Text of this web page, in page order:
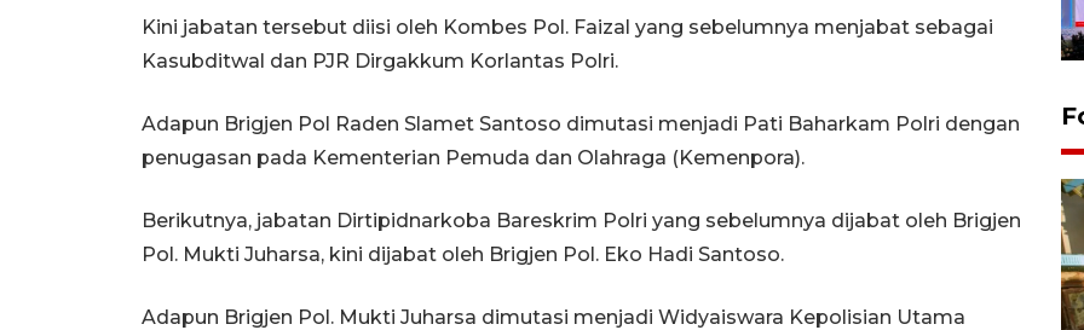
Kini jabatan tersebut diisi oleh Kombes Pol. Faizal yang sebelumnya menjabat sebagai
Kasubditwal dan PJR Dirgakkum Korlantas Polri.
Adapun Brigjen Pol Raden Slamet Santoso dimutasi menjadi Pati Baharkam Polri dengan
penugasan pada Kementerian Pemuda dan Olahraga (Kemenpora).
Berikutnya, jabatan Dirtipidnarkoba Bareskrim Polri yang sebelumnya dijabat oleh Brigjen
Pol. Mukti Juharsa, kini dijabat oleh Brigjen Pol. Eko Hadi Santoso.
Adapun Brigjen Pol. Mukti Juharsa dimutasi menjadi Widyaiswara Kepolisian Utama